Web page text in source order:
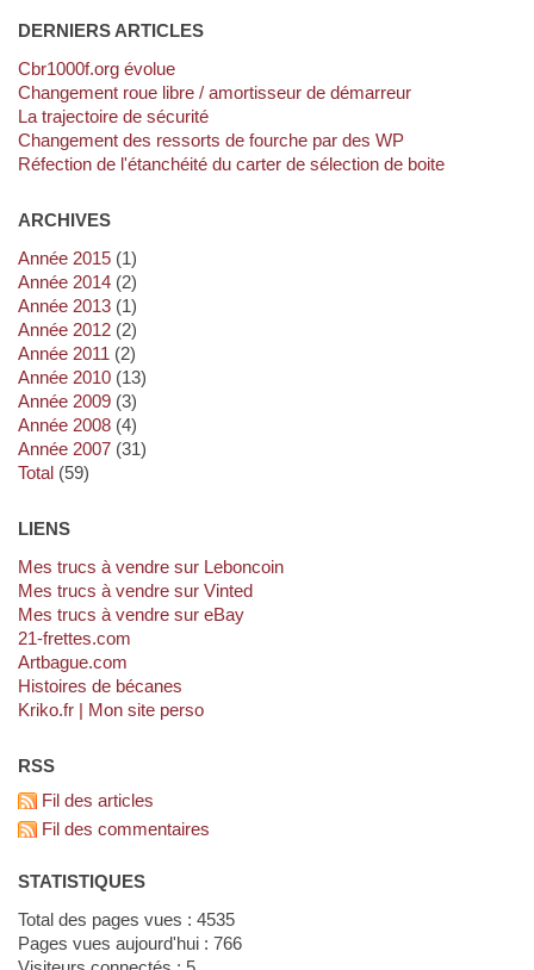
DERNIERS ARTICLES
cbr1000f.org évolue
Changement roue libre / amortisseur de démarreur
La trajectoire de sécurité
Changement des ressorts de fourche par des WP
Réfection de l'étanchéité du carter de sélection de boite
ARCHIVES
année 2015(1)
année 2014(2)
année 2013(1)
année 2012(2)
année 2011 (2)
année 2010(13)
année 2009(3)
année 2008(4)
année 2007(31)
total (59)
LIENS
Mes trucs à vendre sur Leboncoin
Mes trucs à vendre sur Vinted
Mes trucs à vendre sur eBay
21-frettes.com
artbague.com
Histoires de bécanes
kriko.fr | Mon site perso
RSS
Fil des articles
Fil des commentaires
STATISTIQUES
Total des pages vues : 4535
Pages vues aujourd'hui : 766